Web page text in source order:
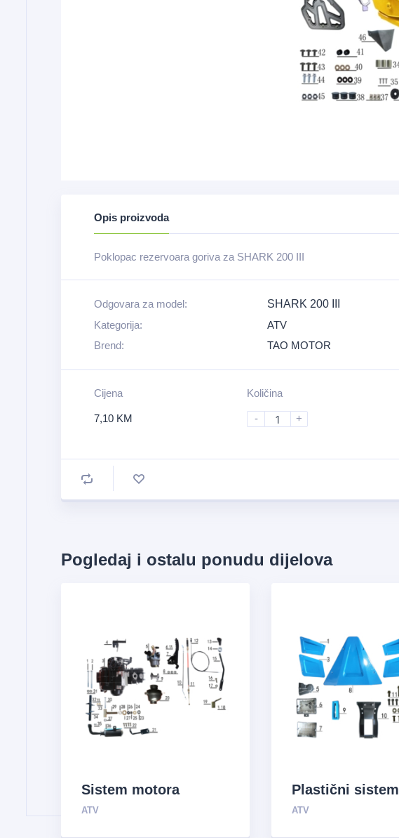
Opis proizvoda
Poklopac rezervoara goriva za SHARK 200 III
Odgovara za model:
SHARK 200 III
Kategorija:
ATV
Brend:
TAO MOTOR
Cijena
7,10 KM
Količina
- +
Pogledaj i ostalu ponudu dijelova
Sistem motora
ATV
Plastični sistem
ATV